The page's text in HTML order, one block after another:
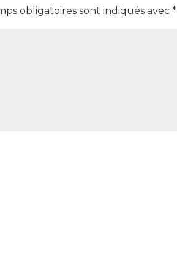
obligatoires sont indiqués avec*